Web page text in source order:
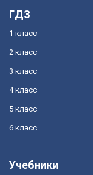
ГДЗ
1 класс
2 класс
3 класс
4 класс
5 класс
6 класс
Учебники